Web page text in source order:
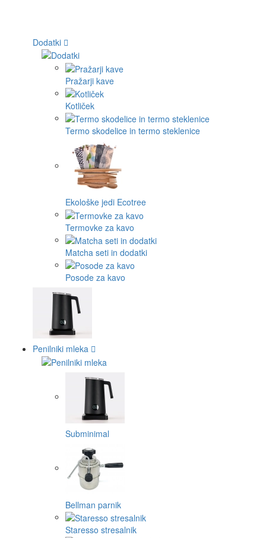
Dodatki
Pražarji kave
Kotliček
Termo skodelice in termo steklenice
Ekološke jedi Ecotree
Termovke za kavo
Matcha seti in dodatki
Posode za kavo
Penilniki mleka
Subminimal
Bellman parnik
Staresso stresalnik